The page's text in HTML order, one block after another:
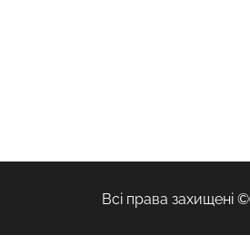
Всі права захищені ©